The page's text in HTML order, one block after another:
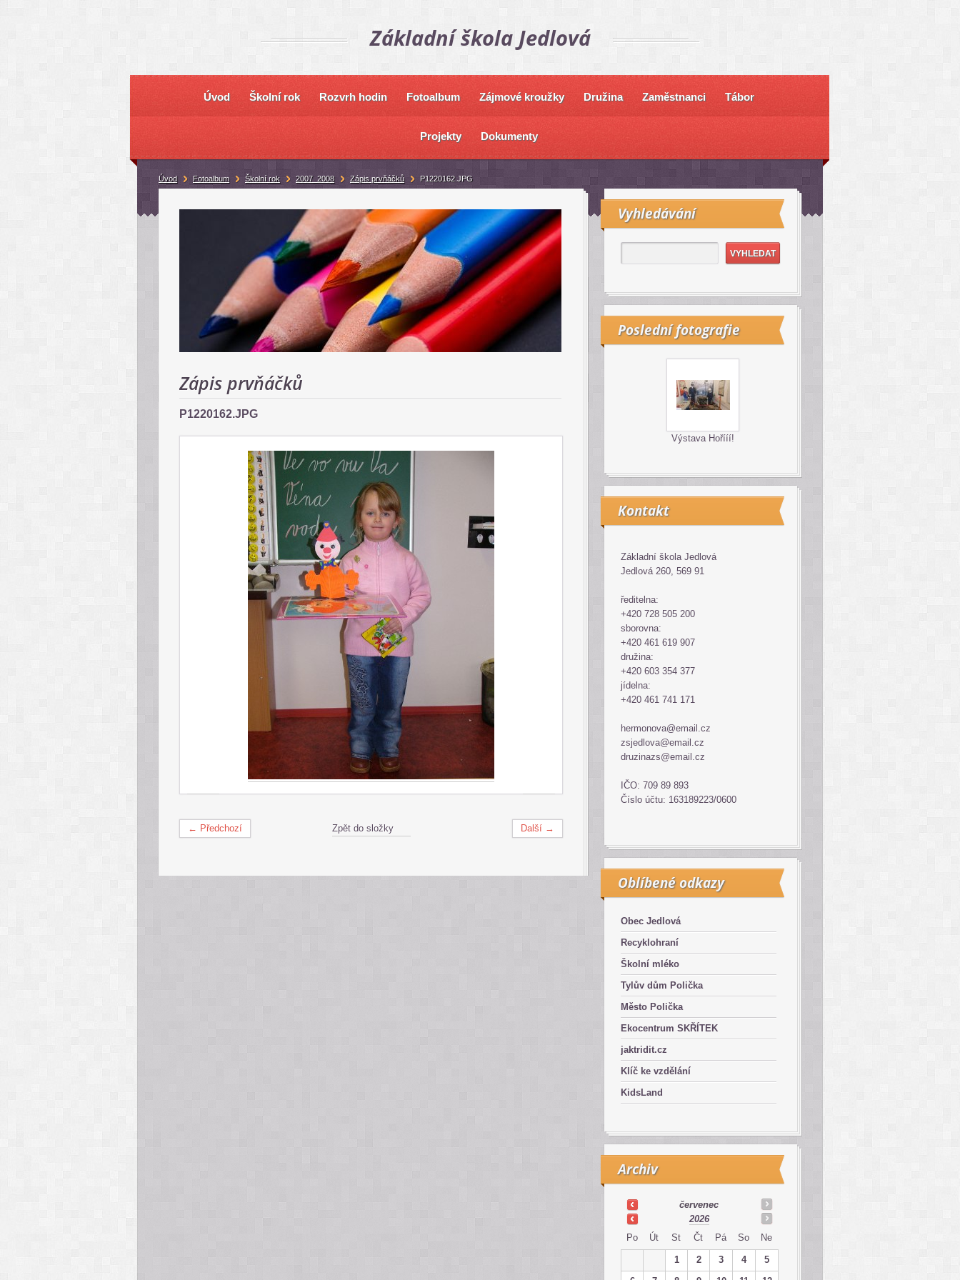
Základní škola Jedlová
Úvod Školní rok Rozvrh hodin Fotoalbum Zájmové kroužky Družina Zaměstnanci Tábor
Projekty Dokumenty
Zápis prvňáčků
P1220162.JPG
← Předchozí Další →
Zpět do složky
Vyhledávání
Poslední fotografie
Výstava Hořííí!
Kontakt
Základní škola Jedlová
Jedlová 260, 569 91
ředitelna:
+420 728 505 200
sborovna:
+420 461 619 907
družina:
+420 603 354 377
jídelna:
+420 461 741 171
hermonova@email.cz
zsjedlova@email.cz
druzinazs@email.cz
IČO: 709 89 893
Číslo účtu: 163189223/0600
Oblíbené odkazy
Obec Jedlová
Recyklohraní
Školní mléko
Tylův dům Polička
Město Polička
Ekocentrum SKŘÍTEK
jaktridit.cz
Klíč ke vzdělání
KidsLand
Archiv
červenec
2026
Po
Út St Čt Pá So Ne
1 2 3 4
5
Úvod Fotoalbum Školní rok 2007_2008 Zápis prvňáčků P1220162.JPG